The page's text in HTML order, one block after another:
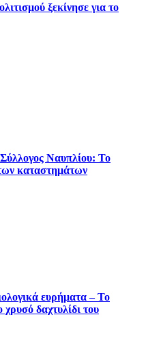
ξεκίνησε για το
Ναυπλίου: Το
καταστημάτων
ευρήματα – Το
δαχτυλίδι του